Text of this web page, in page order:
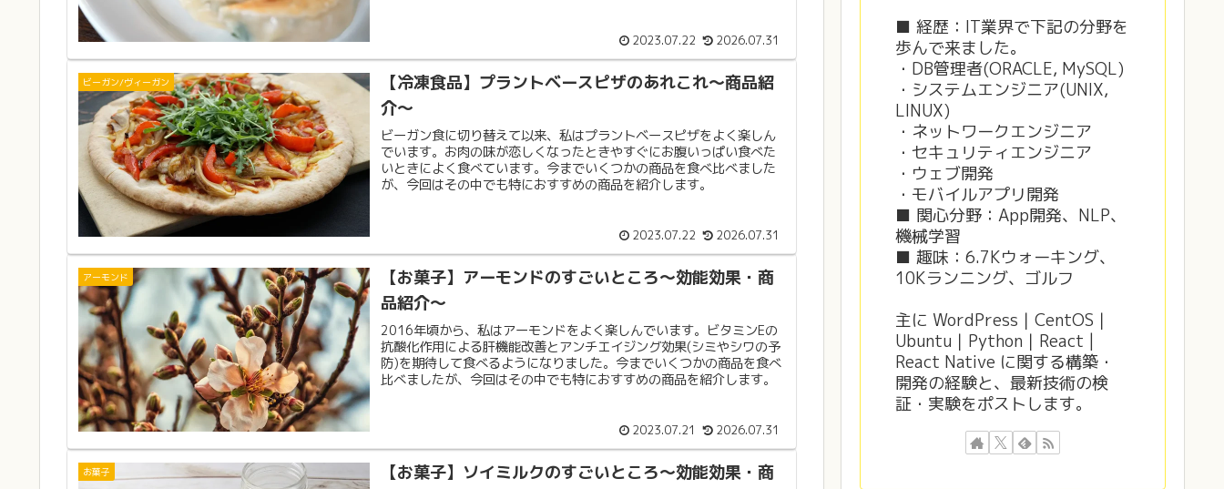
2023.07.22 2026.07.31
ビーガン/ヴィーガン
【冷凍食品】プラントベースピザのあれこれ〜商品紹
介〜
ビーガン食に切り替えて以来、私はプラントベースピザをよく楽しん
でいます。お肉の味が恋しくなったときやすぐにお腹いっぱい食べた
いときによく食べています。今までいくつかの商品を食べ比べました
が、今回はその中でも特におすすめの商品を紹介します。
2023.07.22 2026.07.31
アーモンド
【お菓子】アーモンドのすごいところ〜効能効果・商
品紹介〜
2016年頃から、私はアーモンドをよく楽しんでいます。ビタミンEの
抗酸化作用による肝機能改善とアンチエイジング効果(シミやシワの予
防)を期待して食べるようになりました。今までいくつかの商品を食べ
比べましたが、今回はその中でも特におすすめの商品を紹介します。
2023.07.21 2026.07.31
お菓子
【お菓子】ソイミルクのすごいところ〜効能効果・商
■ 経歴：IT業界で下記の分野を
歩んで来ました。
・DB管理者(ORACLE, MySQL)
・システムエンジニア(UNIX,
LINUX)
・ネットワークエンジニア
・セキュリティエンジニア
・ウェブ開発
・モバイルアプリ開発
■ 関心分野：App開発、NLP、
機械学習
■ 趣味：6.7Kウォーキング、
10Kランニング、ゴルフ
主に WordPress｜CentOS｜
Ubuntu｜Python｜React |
React Native に関する構築・
開発の経験と、最新技術の検
証・実験をポストします。